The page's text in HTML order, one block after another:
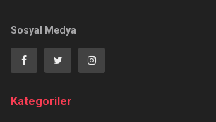
Sosyal Medya
Kategoriler